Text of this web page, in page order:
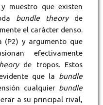
muestro que existen
bundle theoryde
el carácter denso.
(P2) y argumento que
efectivamente
de tropos. Estos
que la bundle
cualquier bundle
a su principal rival,